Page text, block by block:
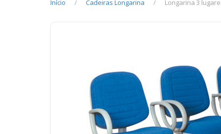
Início Cadeiras Longarina Longarina 3